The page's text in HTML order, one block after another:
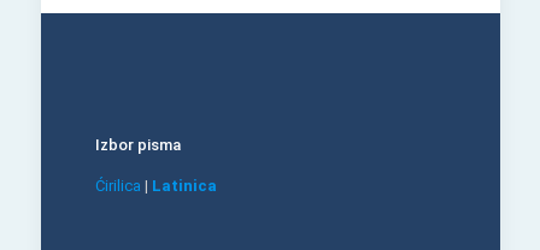
Izbor pisma
Ćirilica | Latinica